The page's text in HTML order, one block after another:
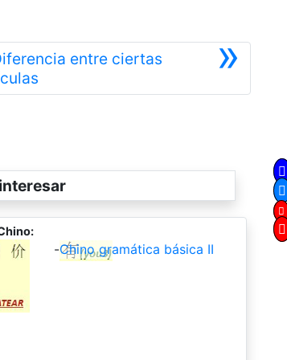
»
entre ciertas
-Chino gramática básica II